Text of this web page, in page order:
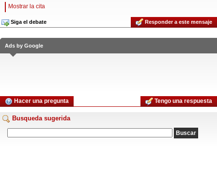
Mostrar la cita
Siga el debate Responder a este mensaje
Ads by Google
Hacer una pregunta Tengo una respuesta
Busqueda sugerida